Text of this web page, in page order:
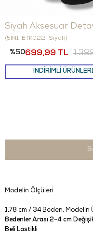
Siyah Aksesuar
(5IN1-ETK022_Siyah)
50699,99 TL
İNDİRİMLİ
Modelin Ölçüleri
1.78 cm / 34 Beden, Modelin
Bedenler Arası 2-4 cm
Beli Lastikli